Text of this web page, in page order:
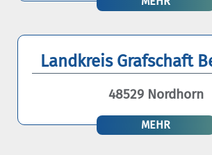
Landkreis Grafschaft
48529 Nordhorn
MEHR